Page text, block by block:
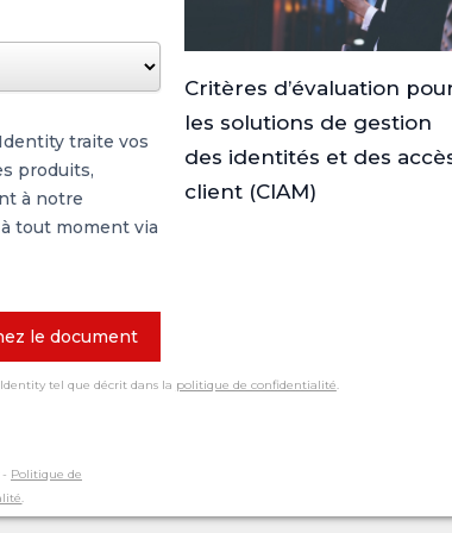
traite vos
produits,
à notre
tout moment via
le document
Critères d’évaluation
les solutions de gestion
des identités et des
client (CIAM)
tel que décrit dans la politique de confidentialité.
Politique de
.